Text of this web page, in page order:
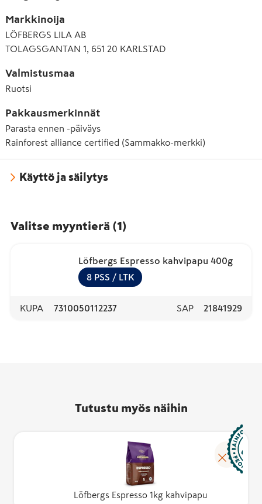
Markkinoija
LÖFBERGS LILA AB
TOLAGSGANTAN 1, 651 20 KARLSTAD
Valmistusmaa
Ruotsi
Pakkausmerkinnät
Parasta ennen -päiväys
Rainforest alliance certified (Sammakko-merkki)
Käyttö ja säilytys
Valitse myyntierä (1)
Löfbergs Espresso kahvipapu 400g
8 PSS / LTK
KUPA 7310050112237 SAP 21841929
Tutustu myös näihin
Löfbergs Espresso 1kg kahvipapu